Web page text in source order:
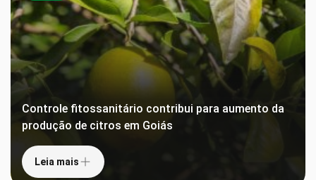
Controle fitossanitário contribui para aumento da
produção de citros em Goiás
Leia mais